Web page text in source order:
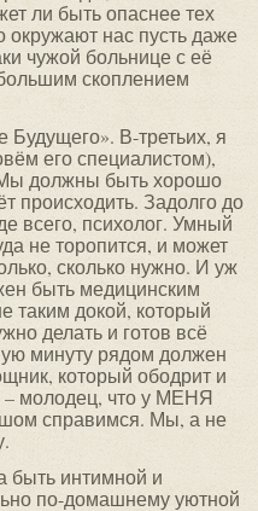
ли быть опаснее тех
нас пусть даже
чужой больнице с её
скоплением
В-третьих, я
его специалистом),
Мы должны быть хорошо
происходить. Задолго до
всего, психолог. Умный
не торопится, и может
сколько нужно. И уж
быть медицинским
таким докой, который
делать и готов всё
минуту рядом должен
который ободрит и
– молодец, что у МЕНЯ
справимся. Мы, а не
быть интимной и
по-домашнему уютной